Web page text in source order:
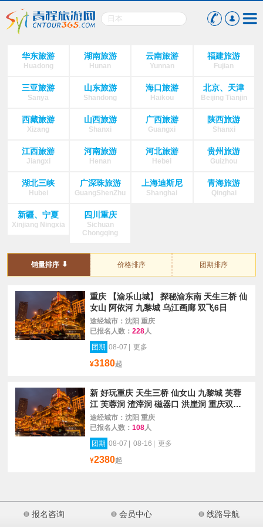
华东旅游
Huadong
湖南旅游
Hunan
云南旅游
Yunnan
福建旅游
Fujian
三亚旅游
Sanya
山东旅游
Shandong
海口旅游
Haikou
北京、天津
Beijing Tianjin
西藏旅游
Xizang
山西旅游
Shanxi
广西旅游
Guangxi
陕西旅游
Shanxi
江西旅游
Jiangxi
河南旅游
Henan
河北旅游
Hebei
贵州旅游
Guizhou
湖北三峡
Hubei
广深珠旅游
GuangShenZhu
上海迪斯尼
Shanghai
青海旅游
Qinghai
新疆、宁夏
Xinjiang Ningxia
四川重庆
Sichuan
Chongqing
销量排序 价格排序 团期排序
重庆 【渝乐山城】 探秘渝东南 天生三桥 仙
女山 阿依河 九黎城 乌江画廊 双飞6日
途经城市：沈阳 重庆
已报名人数： 228人
团期 08-07 更多
¥3180起
新 好玩重庆 天生三桥 仙女山 九黎城 芙蓉
江 芙蓉洞 渣滓洞 磁器口 洪崖洞 重庆双飞6
日
途经城市：沈阳 重庆
已报名人数： 108人
团期 08-07 08-16 更多
¥2380起
报名咨询 会员中心 线路导航